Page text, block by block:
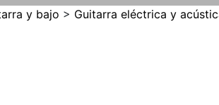
y bajo > Guitarra eléctrica y